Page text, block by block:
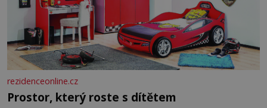
rezidenceonline.cz
Prostor, který roste s dítětem